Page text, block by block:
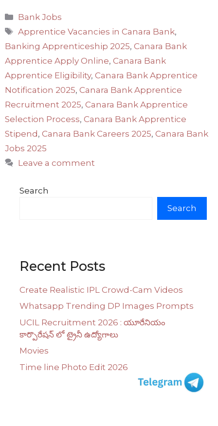
Categories
Bank Jobs
Tags
Apprentice Vacancies in Canara Bank,
Banking Apprenticeship 2025, Canara Bank
Apprentice Apply Online, Canara Bank
Apprentice Eligibility, Canara Bank Apprentice
Notification 2025, Canara Bank Apprentice
Recruitment 2025, Canara Bank Apprentice
Selection Process, Canara Bank Apprentice
Stipend, Canara Bank Careers 2025, Canara Bank
Jobs 2025
Leave a comment
Search
Search
Recent Posts
Create Realistic IPL Crowd-Cam Videos
Whatsapp Trending DP Images Prompts
UCIL Recruitment 2026 : యూరేనియం
కార్పొరేషన్ లో ట్రైనీ ఉద్యోగాలు
Movies
Time line Photo Edit 2026